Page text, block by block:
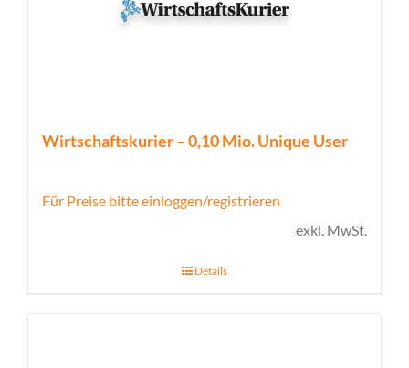
Wirtschaftskurier – 0,10 Mio. Unique User
Für Preise bitte einloggen/registrieren
exkl. MwSt.
Details